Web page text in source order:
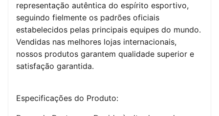
representação autêntica do espírito esportivo,
seguindo fielmente os padrões oficiais
estabelecidos pelas principais equipes do mundo.
Vendidas nas melhores lojas internacionais,
nossos produtos garantem qualidade superior e
satisfação garantida.
Especificações do Produto: